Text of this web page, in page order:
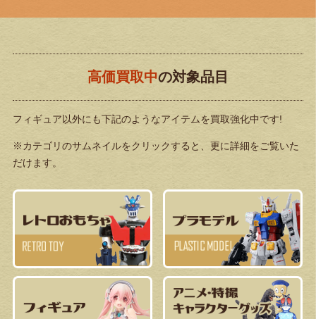
高価買取中の対象品目
フィギュア以外にも下記のようなアイテムを買取強化中です!
※カテゴリのサムネイルをクリックすると、更に詳細をご覧いた
だけます。